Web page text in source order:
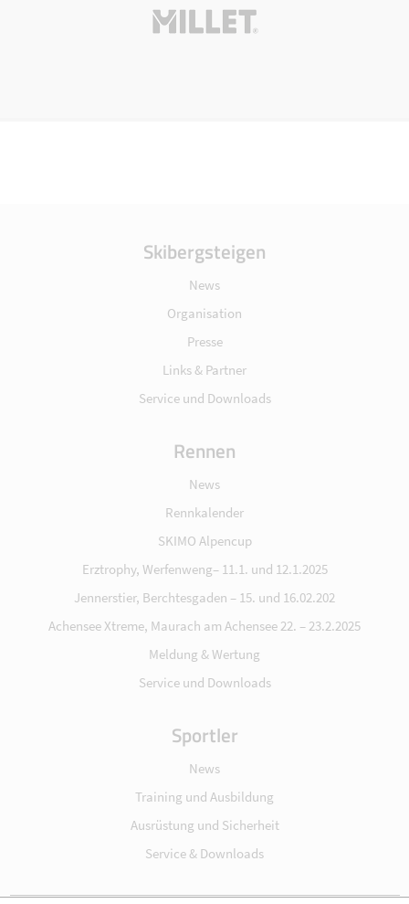
Skibergsteigen
News
Organisation
Presse
Links & Partner
Service und Downloads
Rennen
News
Rennkalender
SKIMO Alpencup
Erztrophy, Werfenweng– 11.1. und 12.1.2025
Jennerstier, Berchtesgaden – 15. und 16.02.202
Achensee Xtreme, Maurach am Achensee 22. – 23.2.2025
Meldung & Wertung
Service und Downloads
Sportler
News
Training und Ausbildung
Ausrüstung und Sicherheit
Service & Downloads